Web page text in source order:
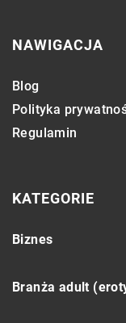
NAWIGACJA
Blog
Polityka
Regulamin
KATEGORIE
Biznes
Branża adult